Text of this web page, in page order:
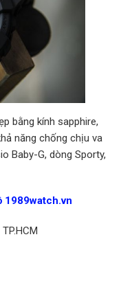
bằng kính sapphire,
năng chống chịu va
Baby-G, dòng Sporty,
1989watch.vn